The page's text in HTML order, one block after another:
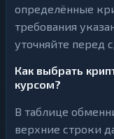
определённые
требования
уточняйте перед
Как выбрать
курсом?
В таблице
верхние строки